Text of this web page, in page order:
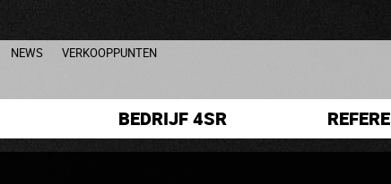
NEWS VERKOOPPUNTEN
BEDRIJF 4SR